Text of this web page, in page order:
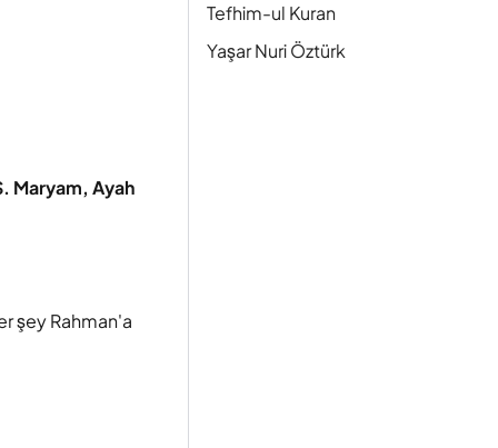
Tefhim-ul Kuran
Yaşar Nuri Öztürk
Maryam, Ayah
şey Rahman'a